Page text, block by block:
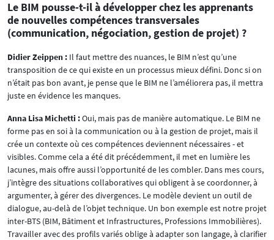
Le BIM pousse-t-il à développer chez les apprenants
de nouvelles compétences transversales
(communication, négociation, gestion de projet) ?
Didier Zeippen : Il faut mettre des nuances, le BIM n’est qu’une
transposition de ce qui existe en un processus mieux défini. Donc si on
n’était pas bon avant, je pense que le BIM ne l’améliorera pas, il mettra
juste en évidence les manques.
Anna Lisa Michetti :Oui, mais pas de manière automatique. Le BIM ne
forme pas en soi à la communication ou à la gestion de projet, mais il
crée un contexte où ces compétences deviennent nécessaires - et
visibles. Comme cela a été dit précédemment, il met en lumière les
lacunes, mais offre aussi l’opportunité de les combler. Dans mes cours,
j’intègre des situations collaboratives qui obligent à se coordonner, à
argumenter, à gérer des divergences. Le modèle devient un outil de
dialogue, au-delà de l’objet technique. Un bon exemple est notre projet
inter-BTS (BIM, Bâtiment et Infrastructures, Professions Immobilières).
Travailler avec des profils variés oblige à adapter son langage, à clarifier